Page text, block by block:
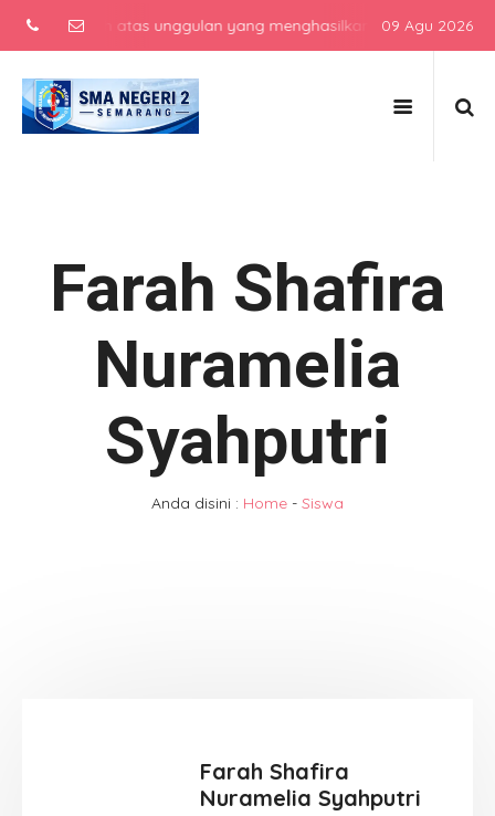
menengah atas unggulan yang menghasilkan lulusan09 Agu 2026
Farah Shafira
Nuramelia
Syahputri
Anda disini : Home - Siswa
Farah Shafira
Nuramelia Syahputri